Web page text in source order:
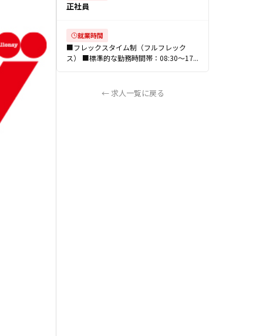
正社員
就業時間
■フレックスタイム制（フルフレック
ス） ■標準的な勤務時間帯：08:30～17...
← 求人一覧に戻る